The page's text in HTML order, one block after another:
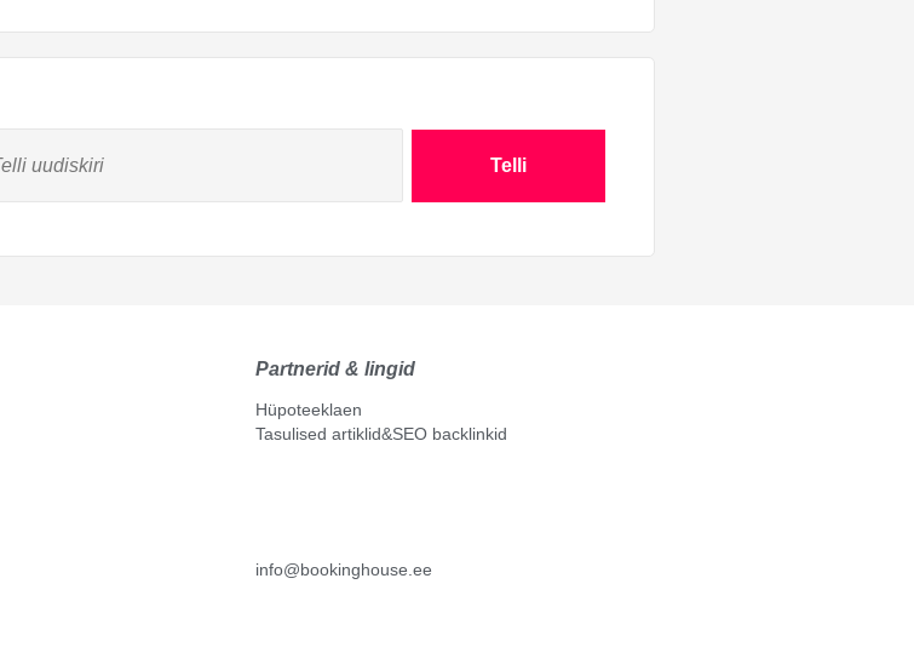
Telli
Partnerid & lingid
Hüpoteeklaen
Tasulised artiklid&SEO backlinkid
info@bookinghouse.ee